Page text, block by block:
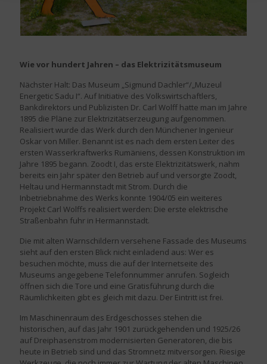
Wie vor hundert Jahren – das Elektrizitätsmuseum
Nächster Halt: Das Museum „Sigmund Dachler“/„Muzeul
Energetic Sadu I“. Auf Initiative des Volkswirtschaftlers,
Bankdirektors und Publizisten Dr. Carl Wolff hatte man im Jahre
1895 die Pläne zur Elektrizitätserzeugung aufgenommen.
Realisiert wurde das Werk durch den Münchener Ingenieur
Oskar von Miller. Benannt ist es nach dem ersten Leiter des
ersten Wasserkraftwerks Rumäniens, dessen Konstruktion im
Jahre 1895 begann. Zoodt I, das erste Elektrizitätswerk, nahm
bereits ein Jahr später den Betrieb auf und versorgte Zoodt,
Heltau und Hermannstadt mit Strom. Durch die
Inbetriebnahme des Werks konnte 1904/05 ein weiteres
Projekt Carl Wolffs realisiert werden: Die erste elektrische
Straßenbahn fuhr in Hermannstadt.
Die mit alten Warnschildern versehene Fassade des Museums
sieht auf den ersten Blick nicht einladend aus: Wer es
besuchen möchte, muss die auf der Internetseite des
Museums angegebene Telefonnummer anrufen. Sogleich
öffnen sich die Tore und eine Gratisführung durch die
Räumlichkeiten gibt es gleich mit dazu. Der Eintritt ist frei.
Im Maschinenraum des Erdgeschosses stehen die
historischen, auf das Jahr 1901 zurückgehenden und 1925/26
auf Dreiphasenstrom modernisierten Generatoren, die bis
heute in Betrieb sind und das Stromnetz mitversorgen. Riesige